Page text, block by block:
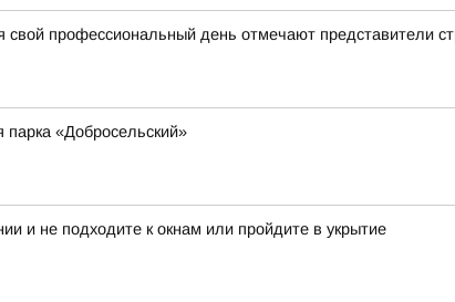
свой профессиональный день отмечают представители
«Добросельский»
и не подходите к окнам или пройдите в укрытие